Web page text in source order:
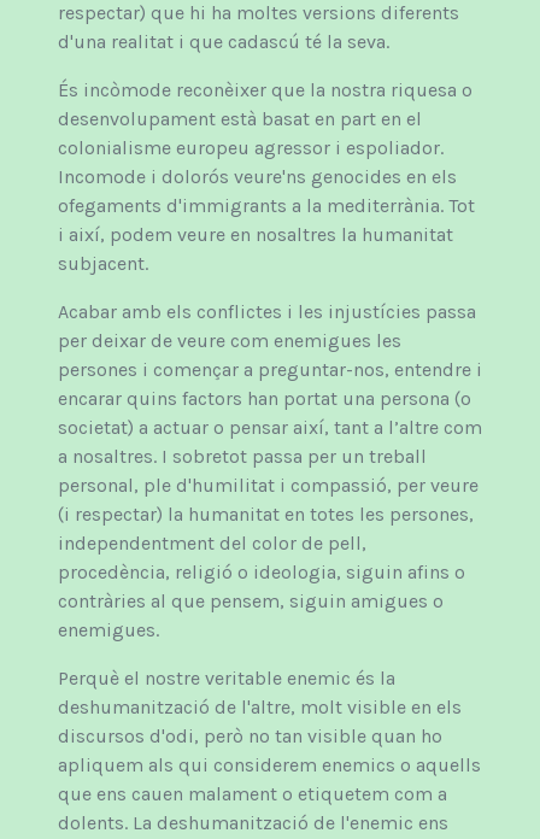
respectar) que hi ha moltes versions diferents
d'una realitat i que cadascú té la seva.
És incòmode reconèixer que la nostra riquesa o
desenvolupament està basat en part en el
colonialisme europeu agressor i espoliador.
Incomode i dolorós veure'ns genocides en els
ofegaments d'immigrants a la mediterrània. Tot
i així, podem veure en nosaltres la humanitat
subjacent.
Acabar amb els conflictes i les injustícies passa
per deixar de veure com enemigues les
persones i començar a preguntar-nos, entendre i
encarar quins factors han portat una persona (o
societat) a actuar o pensar així, tant a l’altre com
a nosaltres. I sobretot passa per un treball
personal, ple d'humilitat i compassió, per veure
(i respectar) la humanitat en totes les persones,
independentment del color de pell,
procedència, religió o ideologia, siguin afins o
contràries al que pensem, siguin amigues o
enemigues.
Perquè el nostre veritable enemic és la
deshumanització de l'altre, molt visible en els
discursos d'odi, però no tan visible quan ho
apliquem als qui considerem enemics o aquells
que ens cauen malament o etiquetem com a
dolents. La deshumanització de l'enemic ens